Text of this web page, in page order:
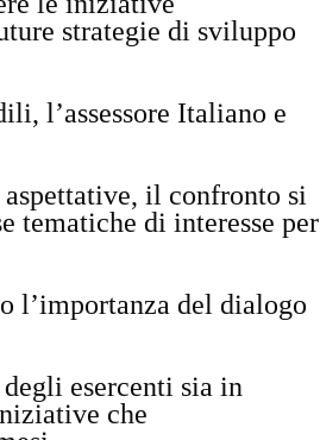
strategie di sviluppo
l’assessore Italiano e
il confronto si
tematiche di interesse per
l’importanza del dialogo
esercenti sia in
che